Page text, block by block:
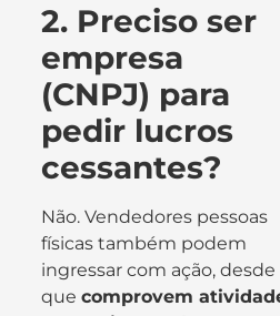
2. Preciso ser
empresa
(CNPJ) para
pedir lucros
cessantes?
Não. Vendedores pessoas
físicas também podem
ingressar com ação, desde
que comprovem